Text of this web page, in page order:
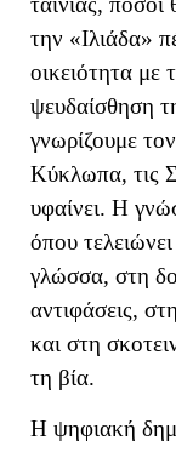
την «Ιλιάδα»
οικειότητα με
ψευδαίσθηση
γνωρίζουμε
Κύκλωπα, τις
υφαίνει. Η
όπου
γλώσσα, στη
αντιφάσεις,
και στη
τη βία.
Η ψηφιακή